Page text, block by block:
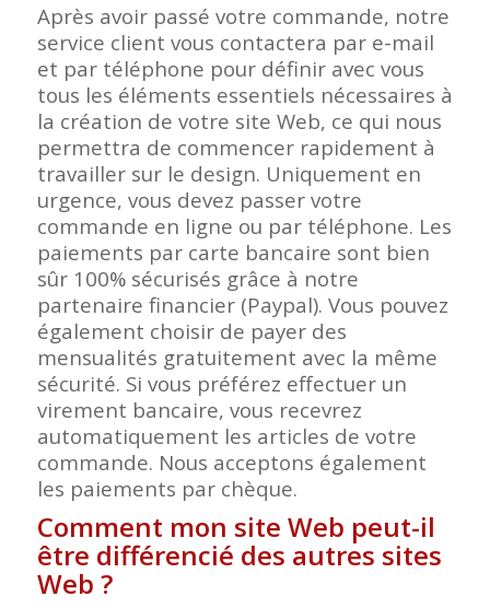
Après avoir passé votre commande, notre
service client vous contactera par e-mail
et par téléphone pour définir avec vous
tous les éléments essentiels nécessaires à
la création de votre site Web, ce qui nous
permettra de commencer rapidement à
travailler sur le design. Uniquement en
urgence, vous devez passer votre
commande en ligne ou par téléphone. Les
paiements par carte bancaire sont bien
sûr 100% sécurisés grâce à notre
partenaire financier (Paypal). Vous pouvez
également choisir de payer des
mensualités gratuitement avec la même
sécurité. Si vous préférez effectuer un
virement bancaire, vous recevrez
automatiquement les articles de votre
commande. Nous acceptons également
les paiements par chèque.
Comment mon site Web peut-il
être différencié des autres sites
Web ?